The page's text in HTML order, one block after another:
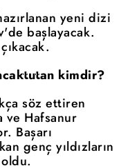
yeni dizi
başlayacak.
kimdir?
söz ettiren
ve Hafsanur
Başarı
genç yıldızların